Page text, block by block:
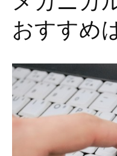
おすすめ